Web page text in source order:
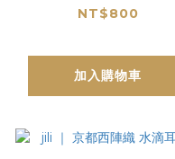
NT$800
加入購物車